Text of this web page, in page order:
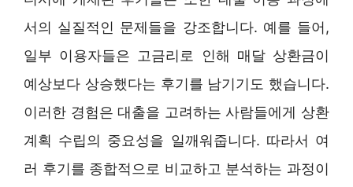
서의 실질적인 문제들을 강조합니다. 예를 들어,
일부 이용자들은 고금리로 인해 매달 상환금이
예상보다 상승했다는 후기를 남기기도 했습니다.
이러한 경험은 대출을 고려하는 사람들에게 상환
계획 수립의 중요성을 일깨워줍니다. 따라서 여
러 후기를 종합적으로 비교하고 분석하는 과정이